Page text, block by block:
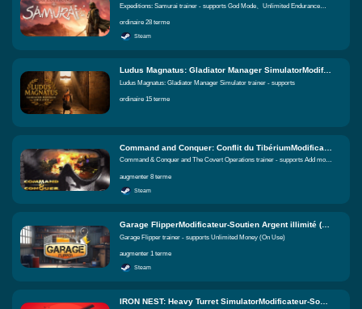
Expeditions: Samurai trainer - supports God Mode、Unlimited Endurance、Unlimited Guard
ordinaire 28 terme
Steam
Ludus Magnatus: Gladiator Manager SimulatorModificateur-Soutien Fonctions égales
Ludus Magnatus: Gladiator Manager Simulator trainer - supports
ordinaire 15 terme
Command & Conquer and The Covert Operations trainer - supports Add money、Sub money、No money for AI
augmenter 8 terme
Steam
Garage FlipperModificateur-Soutien Argent illimité (sur l'utilisation) Fonctions égales
Garage Flipper trainer - supports Unlimited Money (On Use)
augmenter 1 terme
Steam
IRON NEST: Heavy Turret SimulatorModificateur-Soutien 、Définir le multiplicateur d'argent (dépenses)、Aucune déduction d'argent Fonctions égales